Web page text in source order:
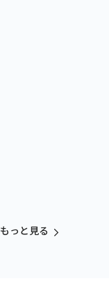
もっと見る